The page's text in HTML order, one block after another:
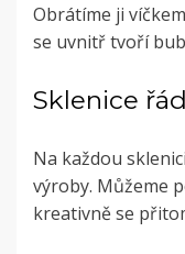
Obrátíme ji
se uvnitř tvoří
Sklenice
Na každou
výroby. Můžeme
kreativně se